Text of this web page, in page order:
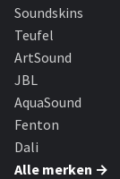
Dali
Ultimea
Carlinkit
Alle
Soundskins
Teufel
ArtSound
JBL
AquaSound
Fenton
Dali
Alle merken →